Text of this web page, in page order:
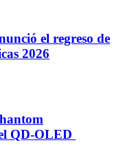
el regreso de
2026
QD-OLED